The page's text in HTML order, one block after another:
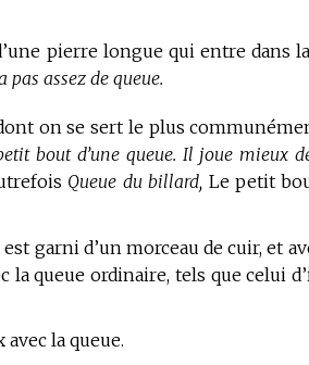
pierre longue qui entre dans
pas assez de queue.
on se sert le plus
bout d’une queue. Il joue mieux
Queue du billard, Le petit
garni d’un morceau de cuir, et
la queue ordinaire, tels que celui
la queue.